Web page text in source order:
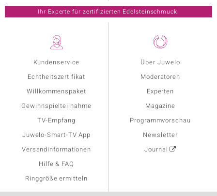
Kundenservice
Echtheitszertifikat
Willkommenspaket
Gewinnspielteilnahme
TV-Empfang
Juwelo-Smart-TV App
Versandinformationen
Hilfe & FAQ
Ringgröße ermitteln
Über Juwelo
Moderatoren
Experten
Magazine
Programmvorschau
Newsletter
Journal
Ihr Experte für zertifizierten Edelsteinschmuck.